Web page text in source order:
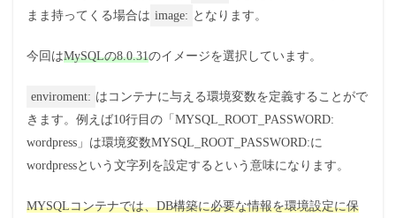
まま持ってくる場合は image: となります。
今回はMySQLの8.0.31のイメージを選択しています。
enviroment: はコンテナに与える環境変数を定義することがで
きます。例えば10行目の「MYSQL_ROOT_PASSWORD:
wordpress」は環境変数MYSQL_ROOT_PASSWORD:に
wordpressという文字列を設定するという意味になります。
MYSQLコンテナでは、DB構築に必要な情報を環境設定に保